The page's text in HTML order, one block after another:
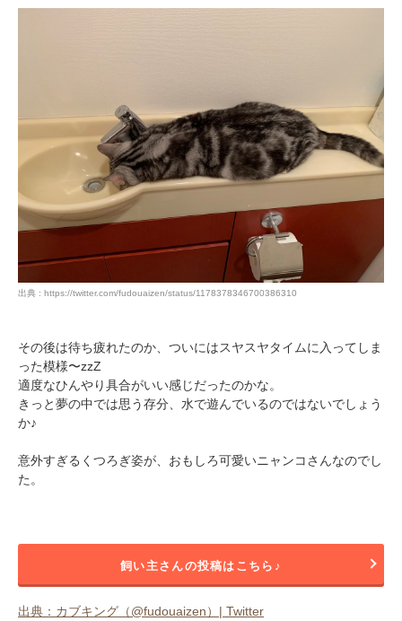
出典 : https://twitter.com/fudouaizen/status/1178378346700386310
その後は待ち疲れたのか、ついにはスヤスヤタイムに入ってしま
った模様〜zzZ
適度なひんやり具合がいい感じだったのかな。
きっと夢の中では思う存分、水で遊んでいるのではないでしょう
か♪
意外すぎるくつろぎ姿が、おもしろ可愛いニャンコさんなのでし
た。
飼い主さんの投稿はこちら♪
出典：カブキング（@fudouaizen）| Twitter